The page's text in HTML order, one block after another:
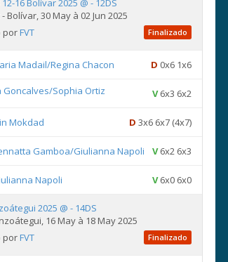
16 Bolívar 2025 @ - 12DS
Bolívar, 30 May à 02 Jun 2025
porFVT Finalizado
Madail/Regina Chacon D 0x6 1x6
Goncalves/Sophia Ortiz V6x3 6x2
Mokdad D 3x6 6x7 (4x7)
Gamboa/Giulianna Napoli V6x2 6x3
Napoli V6x0 6x0
2025 @ - 14DS
16 May à 18 May 2025
porFVT Finalizado